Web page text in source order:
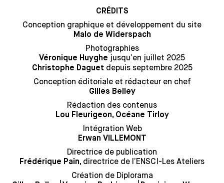
CRÉDITS
Conception graphique et développement du site
Malo de Widerspach
Photographies
Véronique Huyghe jusqu’en juillet 2025
Christophe Daguetdepuis septembre 2025
Conception éditoriale et rédacteur en chef
Gilles Belley
Rédaction des contenus
Lou Fleurigeon, Océane Tirloy
Intégration Web
Erwan VILLEMONT
Directrice de publication
Frédérique Pain, directrice de l’ENSCI-Les Ateliers
Création de Diplorama